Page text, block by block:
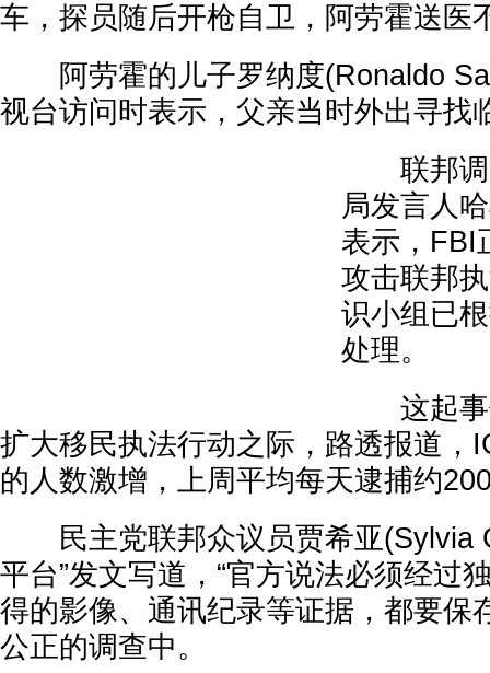
车，探员随后开枪自卫，阿劳霍送医
阿劳霍的儿子罗纳度(Ronaldo
视台访问时表示，父亲当时外出寻找
联邦调
局发言人
表示，FBI
攻击联邦
识小组已
处理。
这起事
扩大移民执法行动之际，路透报道，
的人数激增，上周平均每天逮捕约
民主党联邦众议员贾希亚(Sylvia
平台”发文写道，“官方说法必须经过
得的影像、通讯纪录等证据，都要保
公正的调查中。